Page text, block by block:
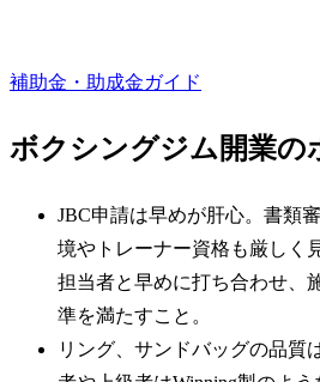
補助金・助成金ガイド
ボクシングジム 開業の
JBC申請は早めが肝心。書類
境やトレーナー資格も厳しく
担当者と早めに打ち合わせ、
準を満たすこと。
リング、サンドバッグの品質